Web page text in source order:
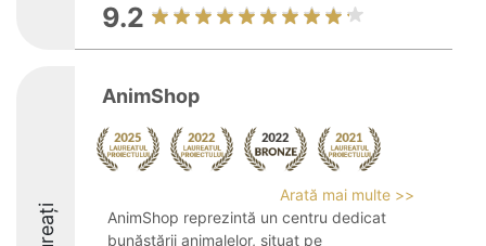
9.2
AnimShop
Arată mai multe >>
AnimShop reprezintă un centru dedicat
bunăstării animalelor, situat pe